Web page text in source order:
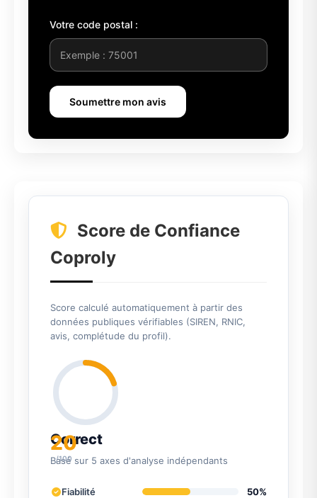
Votre code postal :
Soumettre mon avis
Score de Confiance
Coproly
Score calculé automatiquement à partir des
données publiques vérifiables (SIREN, RNIC,
avis, complétude du profil).
20
/100
Correct
Basé sur 5 axes d'analyse indépendants
Fiabilité
50%